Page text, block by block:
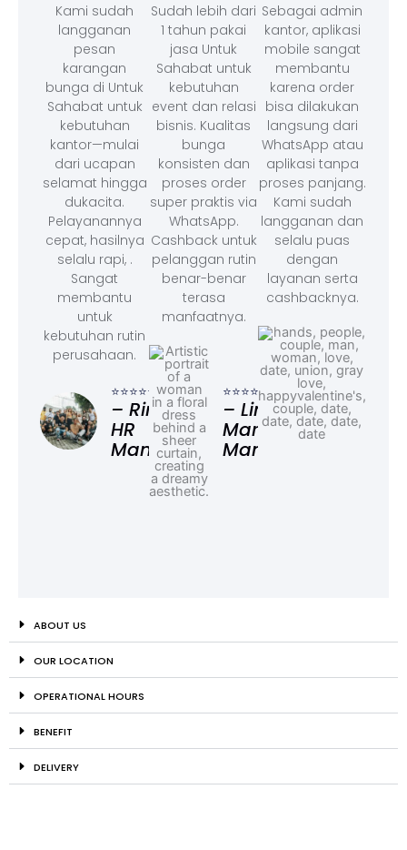
Kami sudah
langganan
pesan
karangan
bunga di Untuk
Sahabat untuk
kebutuhan
kantor—mulai
dari ucapan
selamat hingga
dukacita.
Pelayanannya
cepat, hasilnya
selalu rapi, .
Sangat
membantu
untuk
kebutuhan rutin
perusahaan.
⭐⭐⭐⭐⭐
– Rina,
HR
Manager
Sudah lebih dari
1 tahun pakai
jasa Untuk
Sahabat untuk
kebutuhan
event dan relasi
bisnis. Kualitas
bunga
konsisten dan
proses order
super praktis via
WhatsApp.
Cashback untuk
pelanggan rutin
benar-benar
terasa
manfaatnya.
⭐⭐⭐⭐⭐
– Linda,
Marketing
Manager
Sebagai admin
kantor, aplikasi
mobile sangat
membantu
karena order
bisa dilakukan
langsung dari
WhatsApp atau
aplikasi tanpa
proses panjang.
Kami sudah
langganan dan
selalu puas
dengan
layanan serta
cashbacknya.
ABOUT US
OUR LOCATION
OPERATIONAL HOURS
BENEFIT
DELIVERY